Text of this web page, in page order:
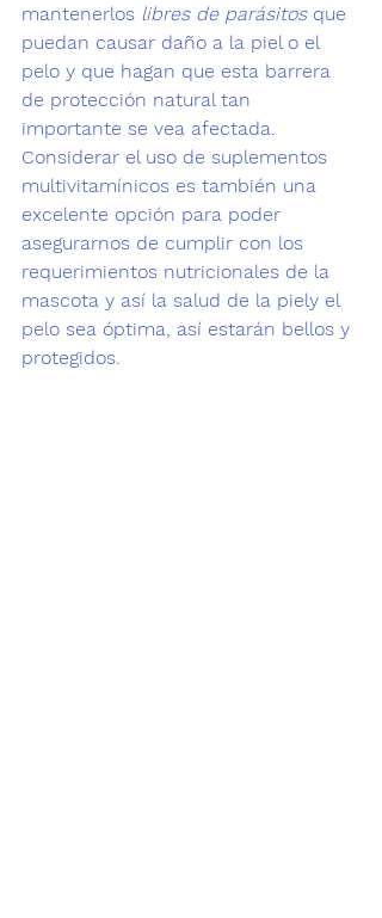
mantenerlos libres de parásitos que
puedan causar daño a la piel o el
pelo y que hagan que esta barrera
de protección natural tan
importante se vea afectada.
Considerar el uso de suplementos
multivitamínicos es también una
excelente opción para poder
asegurarnos de cumplir con los
requerimientos nutricionales de la
mascota y así la salud de la piely el
pelo sea óptima, así estarán bellos y
protegidos.